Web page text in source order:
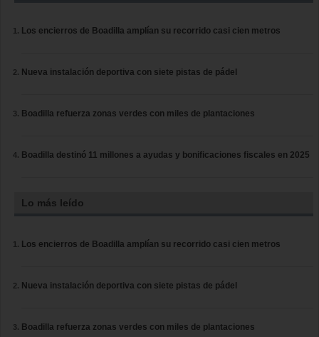
Los encierros de Boadilla amplían su recorrido casi cien metros
Nueva instalación deportiva con siete pistas de pádel
Boadilla refuerza zonas verdes con miles de plantaciones
Boadilla destinó 11 millones a ayudas y bonificaciones fiscales en 2025
Lo más leído
Los encierros de Boadilla amplían su recorrido casi cien metros
Nueva instalación deportiva con siete pistas de pádel
Boadilla refuerza zonas verdes con miles de plantaciones